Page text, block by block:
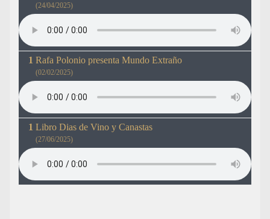
(24/04/2025)
Rafa Polonio presenta Mundo Extraño
(02/02/2025)
Libro Dias de Vino y Canastas
(27/06/2025)